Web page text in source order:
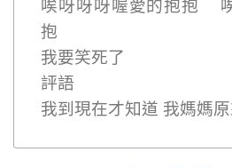
唉呀呀呀喔愛的抱抱
抱
我要笑死了
評語
我到現在才知道 我媽媽